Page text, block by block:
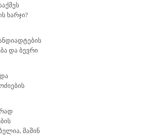
ხარჯი?
და ბევრი
მაშინ